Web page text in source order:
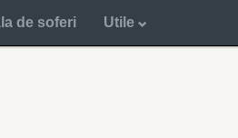
de soferi Utile